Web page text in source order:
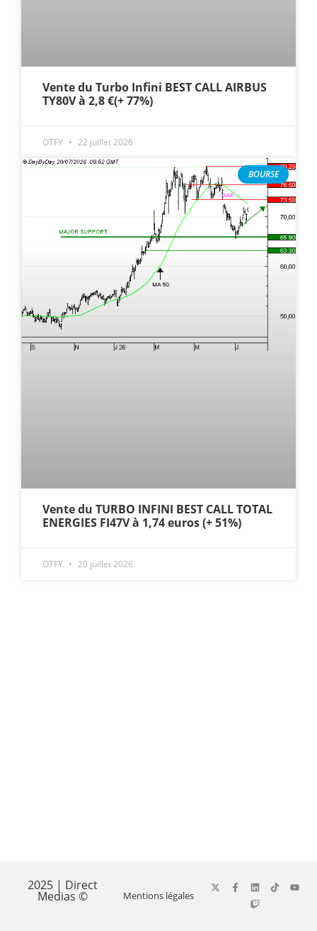
Vente du Turbo Infini BEST CALL AIRBUS
TY80V à 2,8 €(+ 77%)
OTFY 22 juillet 2026
BOURSE
Vente du TURBO INFINI BEST CALL TOTAL
ENERGIES FI47V à 1,74 euros (+ 51%)
OTFY 20 juillet 2026
2025 | Direct
Medias © Mentions légales